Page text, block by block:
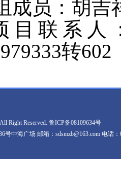
成员：胡
目联系
转602
Right Reserved. 鲁ICP备08109634号
中海广场 邮箱：sdsmzb@163.com 电话：